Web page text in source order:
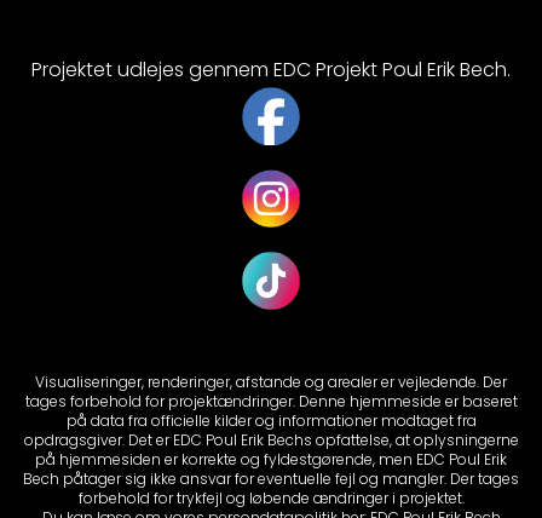
Projektet udlejes gennem EDC Projekt Poul Erik Bech.
Visualiseringer, renderinger, afstande og arealer er vejledende. Der
tages forbehold for projektændringer. Denne hjemmeside er baseret
på data fra officielle kilder og informationer modtaget fra
opdragsgiver. Det er EDC Poul Erik Bechs opfattelse, at oplysningerne
på hjemmesiden er korrekte og fyldestgørende, men EDC Poul Erik
Bech påtager sig ikke ansvar for eventuelle fejl og mangler. Der tages
forbehold for trykfejl og løbende ændringer i projektet.